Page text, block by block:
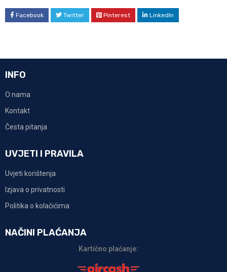
Facebook Twitter Pinterest LinkedIn
INFO
O nama
Kontakt
Česta pitanja
UVJETI I PRAVILA
Uvjeti korištenja
Izjava o privatnosti
Politika o kolačićima
NAČINI PLAĆANJA
Kartično plaćanje: